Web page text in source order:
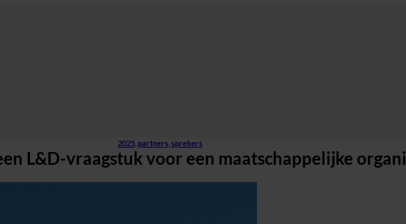
2025, partners sprekers
L&D-vraagstuk voor een maatschappelijke